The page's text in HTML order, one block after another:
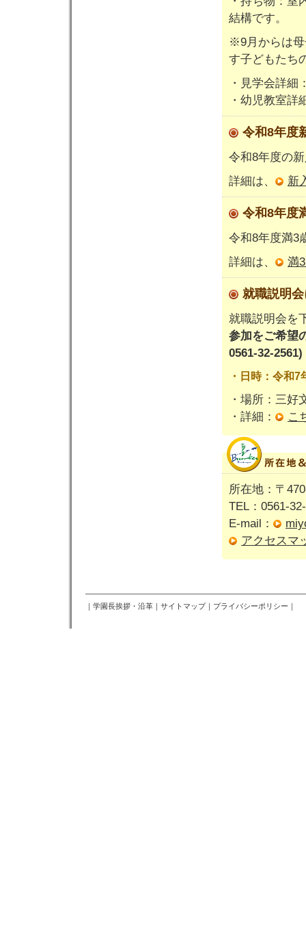
結構です。
※9月からは母
す子どもたち
・見学会詳細
・幼児教室詳
令和8年度
令和8年度の
詳細は、
新
令和8年度
令和8年度満3
詳細は、
満
就職説明
就職説明会を
参加をご希望
0561-32-2561)
・日時：令和
・場所：三好
・詳細：
こ
所在地：〒
TEL：0561-
E-mail：
アクセスマ
｜ 学園長挨拶・沿革 ｜ サイトマップ｜ プライバシーポリシー ｜